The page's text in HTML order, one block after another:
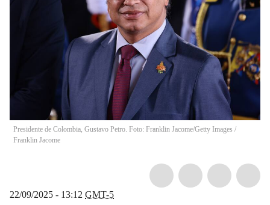
Presidente de Colombia, Gustavo Petro. Foto: Franklin Jacome/Getty Images /
Franklin Jacome
22/09/2025 - 13:12 GMT-5